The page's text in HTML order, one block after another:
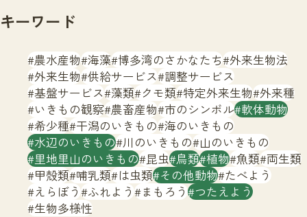
文字サイズ 小 中 大
生物多様性ふくおかウェブセンターとは
サイトマップ
キーワード
農水産物 海藻 博多湾のさかなたち 外来生物法
外来生物 供給サービス 調整サービス
基盤サービス 藻類 クモ類 特定外来生物 外来種
いきもの観察 農畜産物 市のシンボル 軟体動物
希少種 干潟のいきもの 海のいきもの
水辺のいきもの 川のいきもの 山のいきもの
里地里山のいきもの 昆虫 鳥類 植物 魚類 両生類
甲殻類 哺乳類 は虫類 その他動物 たべよう
えらぼう ふれよう まもろう つたえよう
生物多様性